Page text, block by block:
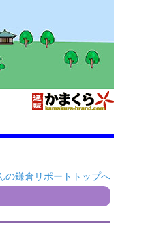
鎌倉リポートトップへ